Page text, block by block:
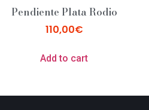
Pendiente Plata Rodio
110,00€
Add to cart